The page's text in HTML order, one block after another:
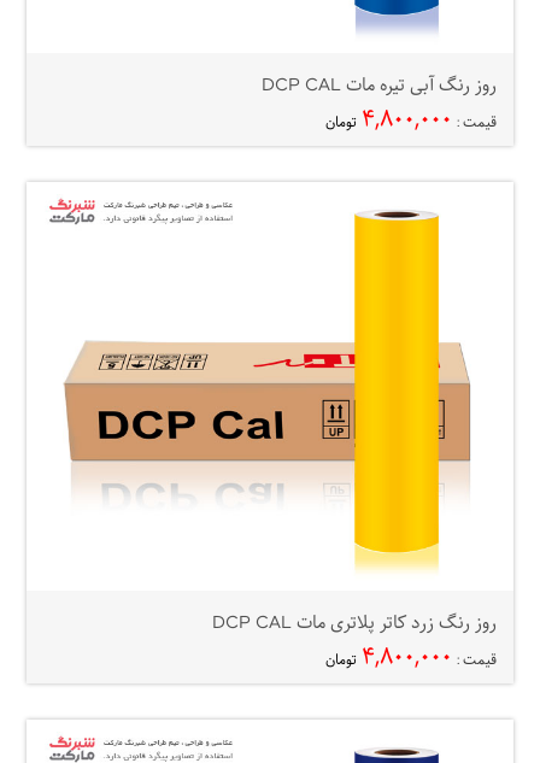
روز رنگ آبی تیره مات DCP CAL
قیمت : ۴,۸۰۰,۰۰۰ تومان
روز رنگ زرد کاتر پلاتری مات DCP CAL
قیمت : ۴,۸۰۰,۰۰۰ تومان